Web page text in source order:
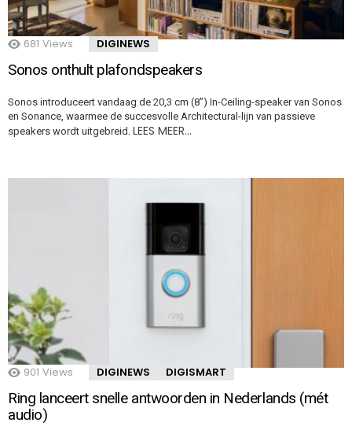
681 Views DIGINEWS
Sonos onthult plafondspeakers
Sonos introduceert vandaag de 20,3 cm (8”) In-Ceiling-speaker van Sonos
en Sonance, waarmee de succesvolle Architectural-lijn van passieve
speakers wordt uitgebreid. LEES MEER…
901 Views DIGINEWS DIGISMART
Ring lanceert snelle antwoorden in Nederlands (mét
audio)